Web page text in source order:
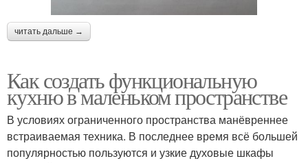
читать дальше →
Как создать функциональную
кухню в маленьком пространстве
В условиях ограниченного пространства манёвреннее
встраиваемая техника. В последнее время всё большей
популярностью пользуются и узкие духовые шкафы